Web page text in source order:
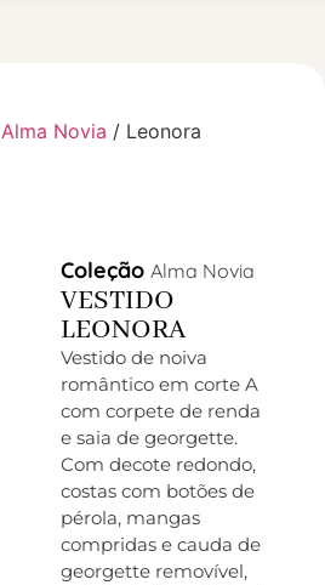
Alma Novia / Leonora
Coleção Alma Novia
VESTIDO
LEONORA
Vestido de noiva
romântico em corte A
com corpete de renda
e saia de georgette.
Com decote redondo,
costas com botões de
pérola, mangas
compridas e cauda de
georgette removível,